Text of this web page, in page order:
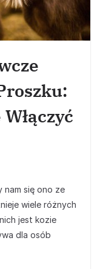
nam się ono ze
wiele różnych
jest kozie
dla osób